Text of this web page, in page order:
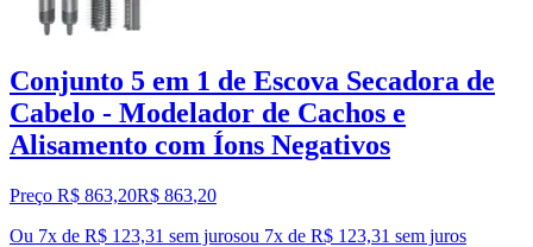
Conjunto 5 em 1 de Escova Secadora de
Cabelo - Modelador de Cachos e
Alisamento com Íons Negativos
Preço R$ 863,20R$ 863,20
Ou 7x de R$ 123,31 sem jurosou 7x de R$ 123,31 sem juros